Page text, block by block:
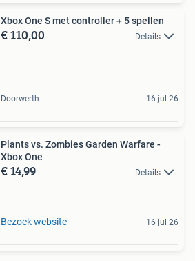
Xbox One S met controller + 5 spellen
€ 110,00 Details
Doorwerth 16 jul 26
Plants vs. Zombies Garden Warfare -
Xbox One
€ 14,99 Details
Bezoek website 16 jul 26